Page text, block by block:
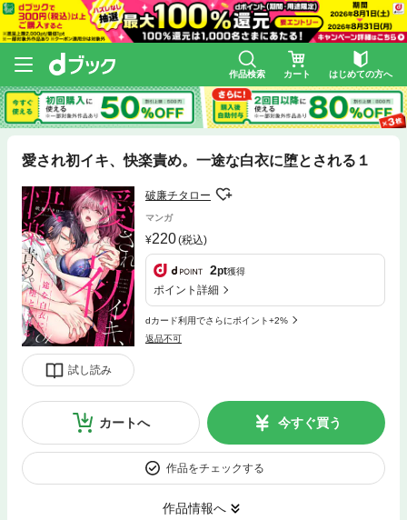
作品検索 カート はじめての方へ
愛され初イキ、快楽責め。一途な白衣に堕とされる１
試し読み
破廉チタロー
マンガ
220(税込)
2pt獲得
ポイント詳細
dカード利用でさらにポイント+2%
返品不可
カートへ 今すぐ買う
作品をチェックする
作品情報へ